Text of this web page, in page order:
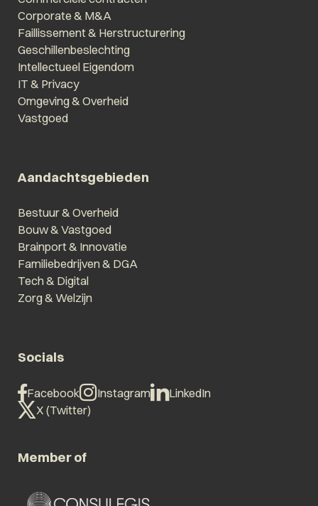
Corporate & M&A
Faillissement & Herstructurering
Geschillenbeslechting
Intellectueel Eigendom
IT & Privacy
Omgeving & Overheid
Vastgoed
Aandachtsgebieden
Bestuur & Overheid
Bouw & Vastgoed
Brainport & Innovatie
Familiebedrijven & DGA
Tech & Digital
Zorg & Welzijn
Socials
Facebook Instagram
LinkedIn
X (Twitter)
Member of